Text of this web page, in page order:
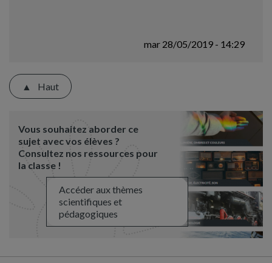
mar 28/05/2019 - 14:29
Haut
Vous souhaitez aborder ce
sujet avec vos élèves ?
Consultez nos ressources pour
la classe !
Accéder aux thèmes
scientifiques et
pédagogiques